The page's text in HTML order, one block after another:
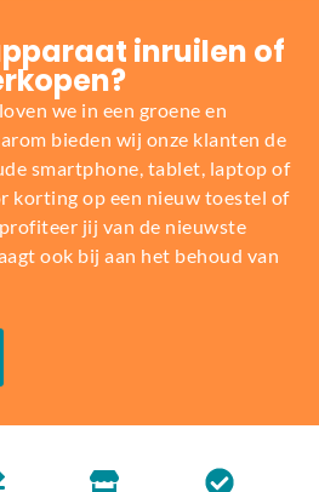
inruilen of
we in een groene en
bieden wij onze klanten de
smartphone, tablet, laptop of
korting op een nieuw toestel of
jij van de nieuwste
ook bij aan het behoud van